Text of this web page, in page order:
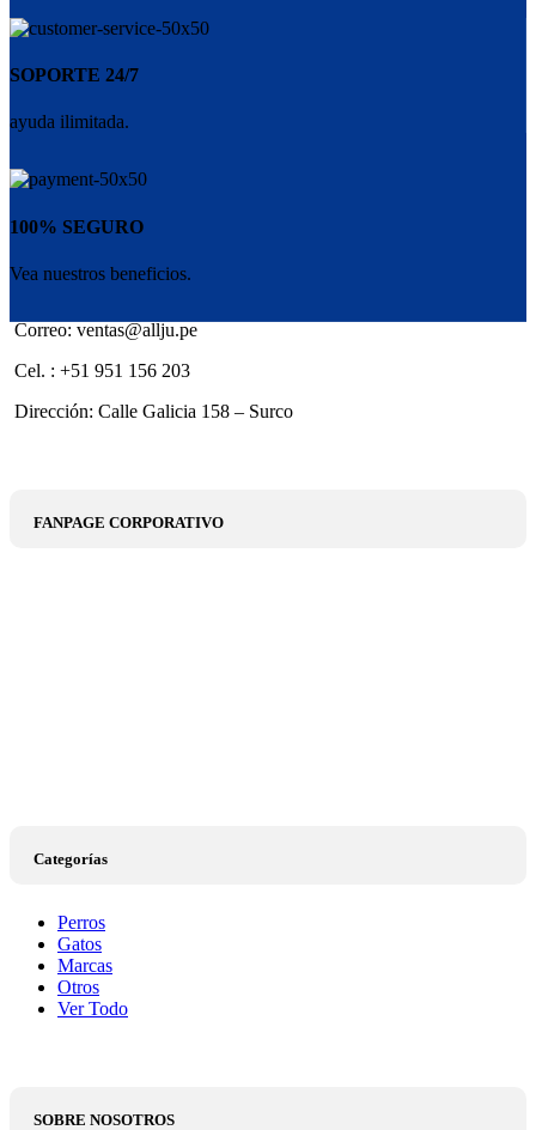
SOPORTE 24/7
ayuda ilimitada.
100% SEGURO
Vea nuestros beneficios.
Correo: ventas@allju.pe
Cel. : +51 951 156 203
Dirección: Calle Galicia 158 – Surco
FANPAGE CORPORATIVO
Categorías
Perros
Gatos
Marcas
Otros
Ver Todo
SOBRE NOSOTROS